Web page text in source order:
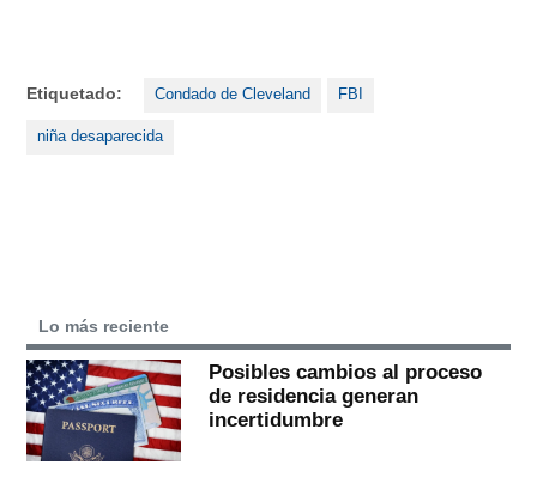
Etiquetado: Condado de Cleveland FBI
niña desaparecida
Lo más reciente
Posibles cambios al proceso
de residencia generan
incertidumbre